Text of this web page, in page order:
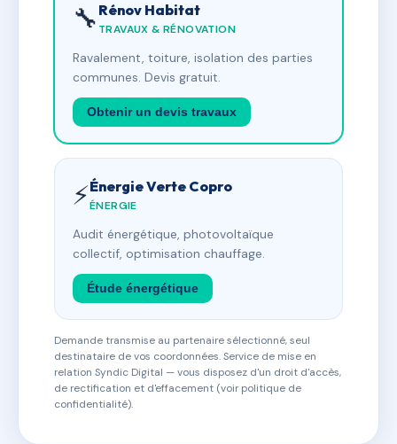
🔧 Rénov Habitat
TRAVAUX & RÉNOVATION
Ravalement, toiture, isolation des parties
communes. Devis gratuit.
Obtenir un devis travaux
⚡Énergie Verte Copro
ÉNERGIE
Audit énergétique, photovoltaïque
collectif, optimisation chauffage.
Étude énergétique
Demande transmise au partenaire sélectionné, seul
destinataire de vos coordonnées. Service de mise en
relation Syndic Digital — vous disposez d'un droit d'accès,
de rectification et d'effacement (voir politique de
confidentialité).